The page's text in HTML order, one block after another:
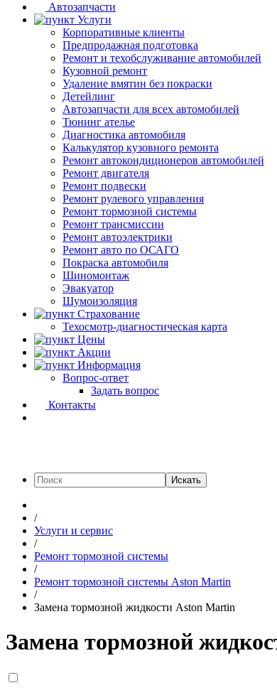
Автозапчасти
Услуги
Корпоративные клиенты
Предпродажная подготовка
Ремонт и техобслуживание автомобилей
Кузовной ремонт
Удаление вмятин без покраски
Детейлинг
Автозапчасти для всех автомобилей
Тюнинг ателье
Диагностика автомобиля
Калькулятор кузовного ремонта
Ремонт автокондиционеров автомобилей
Ремонт двигателя
Ремонт подвески
Ремонт рулевого управления
Ремонт тормозной системы
Ремонт трансмиссии
Ремонт автоэлектрики
Ремонт авто по ОСАГО
Покраска автомобиля
Шиномонтаж
Эвакуатор
Шумоизоляция
Страхование
Техосмотр-диагностическая карта
Цены
Акции
Информация
Вопрос-ответ
Задать вопрос
Контакты
Искать
/
Услуги и сервис
/
Ремонт тормозной системы
/
Ремонт тормозной системы Aston Martin
/
Замена тормозной жидкости Aston Martin
Замена тормозной